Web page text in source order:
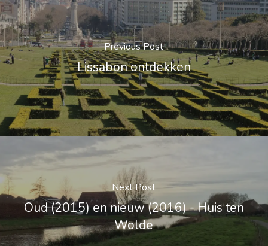
Previous Post
Lissabon ontdekken
Next Post
Oud (2015) en nieuw (2016) - Huis ten
Wolde